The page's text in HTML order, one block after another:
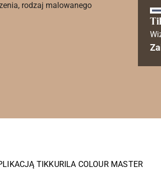
rodzaj malowanego
TIKKURILA COLOUR MASTER